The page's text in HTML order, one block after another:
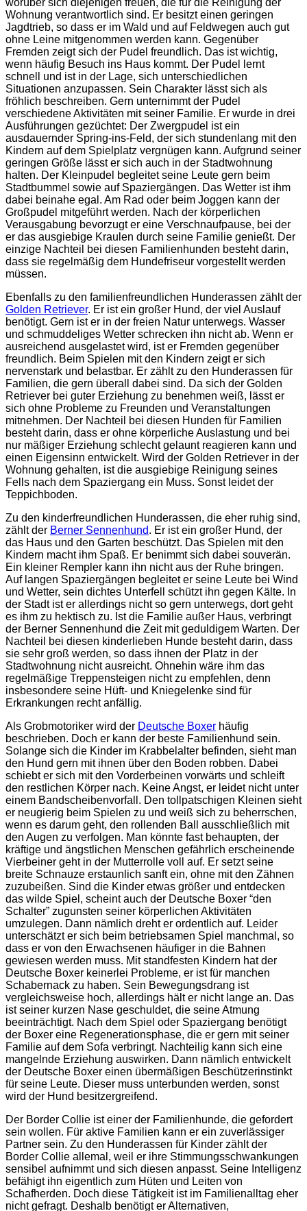
worüber sich diejenigen freuen, die für die Reinigung der
Wohnung verantwortlich sind. Er besitzt einen geringen
Jagdtrieb, so dass er im Wald und auf Feldwegen auch gut
ohne Leine mitgenommen werden kann. Gegenüber
Fremden zeigt sich der Pudel freundlich. Das ist wichtig,
wenn häufig Besuch ins Haus kommt. Der Pudel lernt
schnell und ist in der Lage, sich unterschiedlichen
Situationen anzupassen. Sein Charakter lässt sich als
fröhlich beschreiben. Gern unternimmt der Pudel
verschiedene Aktivitäten mit seiner Familie. Er wurde in drei
Ausführungen gezüchtet: Der Zwergpudel ist ein
ausdauernder Spring-ins-Feld, der sich stundenlang mit den
Kindern auf dem Spielplatz vergnügen kann. Aufgrund seiner
geringen Größe lässt er sich auch in der Stadtwohnung
halten. Der Kleinpudel begleitet seine Leute gern beim
Stadtbummel sowie auf Spaziergängen. Das Wetter ist ihm
dabei beinahe egal. Am Rad oder beim Joggen kann der
Großpudel mitgeführt werden. Nach der körperlichen
Verausgabung bevorzugt er eine Verschnaufpause, bei der
er das ausgiebige Kraulen durch seine Familie genießt. Der
einzige Nachteil bei diesen Familienhunden besteht darin,
dass sie regelmäßig dem Hundefriseur vorgestellt werden
müssen.
Ebenfalls zu den familienfreundlichen Hunderassen zählt der
Golden Retriever. Er ist ein großer Hund, der viel Auslauf
benötigt. Gern ist er in der freien Natur unterwegs. Wasser
und schmuddeliges Wetter schrecken ihn nicht ab. Wenn er
ausreichend ausgelastet wird, ist er Fremden gegenüber
freundlich. Beim Spielen mit den Kindern zeigt er sich
nervenstark und belastbar. Er zählt zu den Hunderassen für
Familien, die gern überall dabei sind. Da sich der Golden
Retriever bei guter Erziehung zu benehmen weiß, lässt er
sich ohne Probleme zu Freunden und Veranstaltungen
mitnehmen. Der Nachteil bei diesen Hunden für Familien
besteht darin, dass er ohne körperliche Auslastung und bei
nur mäßiger Erziehung schlecht gelaunt reagieren kann und
einen Eigensinn entwickelt. Wird der Golden Retriever in der
Wohnung gehalten, ist die ausgiebige Reinigung seines
Fells nach dem Spaziergang ein Muss. Sonst leidet der
Teppichboden.
Zu den kinderfreundlichen Hunderassen, die eher ruhig sind,
zählt der Berner Sennenhund. Er ist ein großer Hund, der
das Haus und den Garten beschützt. Das Spielen mit den
Kindern macht ihm Spaß. Er benimmt sich dabei souverän.
Ein kleiner Rempler kann ihn nicht aus der Ruhe bringen.
Auf langen Spaziergängen begleitet er seine Leute bei Wind
und Wetter, sein dichtes Unterfell schützt ihn gegen Kälte. In
der Stadt ist er allerdings nicht so gern unterwegs, dort geht
es ihm zu hektisch zu. Ist die Familie außer Haus, verbringt
der Berner Sennenhund die Zeit mit geduldigem Warten. Der
Nachteil bei diesen kinderlieben Hunde besteht darin, dass
sie sehr groß werden, so dass ihnen der Platz in der
Stadtwohnung nicht ausreicht. Ohnehin wäre ihm das
regelmäßige Treppensteigen nicht zu empfehlen, denn
insbesondere seine Hüft- und Kniegelenke sind für
Erkrankungen recht anfällig.
Als Grobmotoriker wird der Deutsche Boxer häufig
beschrieben. Doch er kann der beste Familienhund sein.
Solange sich die Kinder im Krabbelalter befinden, sieht man
den Hund gern mit ihnen über den Boden robben. Dabei
schiebt er sich mit den Vorderbeinen vorwärts und schleift
den restlichen Körper nach. Keine Angst, er leidet nicht unter
einem Bandscheibenvorfall. Den tollpatschigen Kleinen sieht
er neugierig beim Spielen zu und weiß sich zu beherrschen,
wenn es darum geht, den rollenden Ball ausschließlich mit
den Augen zu verfolgen. Man könnte fast behaupten, der
kräftige und ängstlichen Menschen gefährlich erscheinende
Vierbeiner geht in der Mutterrolle voll auf. Er setzt seine
breite Schnauze erstaunlich sanft ein, ohne mit den Zähnen
zuzubeißen. Sind die Kinder etwas größer und entdecken
das wilde Spiel, scheint auch der Deutsche Boxer “den
Schalter” zugunsten seiner körperlichen Aktivitäten
umzulegen. Dann nämlich dreht er ordentlich auf. Leider
unterschätzt er sich beim betriebsamen Spiel manchmal, so
dass er von den Erwachsenen häufiger in die Bahnen
gewiesen werden muss. Mit standfesten Kindern hat der
Deutsche Boxer keinerlei Probleme, er ist für manchen
Schabernack zu haben. Sein Bewegungsdrang ist
vergleichsweise hoch, allerdings hält er nicht lange an. Das
ist seiner kurzen Nase geschuldet, die seine Atmung
beeinträchtigt. Nach dem Spiel oder Spaziergang benötigt
der Boxer eine Regenerationsphase, die er gern mit seiner
Familie auf dem Sofa verbringt. Nachteilig kann sich eine
mangelnde Erziehung auswirken. Dann nämlich entwickelt
der Deutsche Boxer einen übermäßigen Beschützerinstinkt
für seine Leute. Dieser muss unterbunden werden, sonst
wird der Hund besitzergreifend.
Der Border Collie ist einer der Familienhunde, die gefordert
sein wollen. Für aktive Familien kann er ein zuverlässiger
Partner sein. Zu den Hunderassen für Kinder zählt der
Border Collie allemal, weil er ihre Stimmungsschwankungen
sensibel aufnimmt und sich diesen anpasst. Seine Intelligenz
befähigt ihn eigentlich zum Hüten und Leiten von
Schafherden. Doch diese Tätigkeit ist im Familienalltag eher
nicht gefragt. Deshalb benötigt er Alternativen,